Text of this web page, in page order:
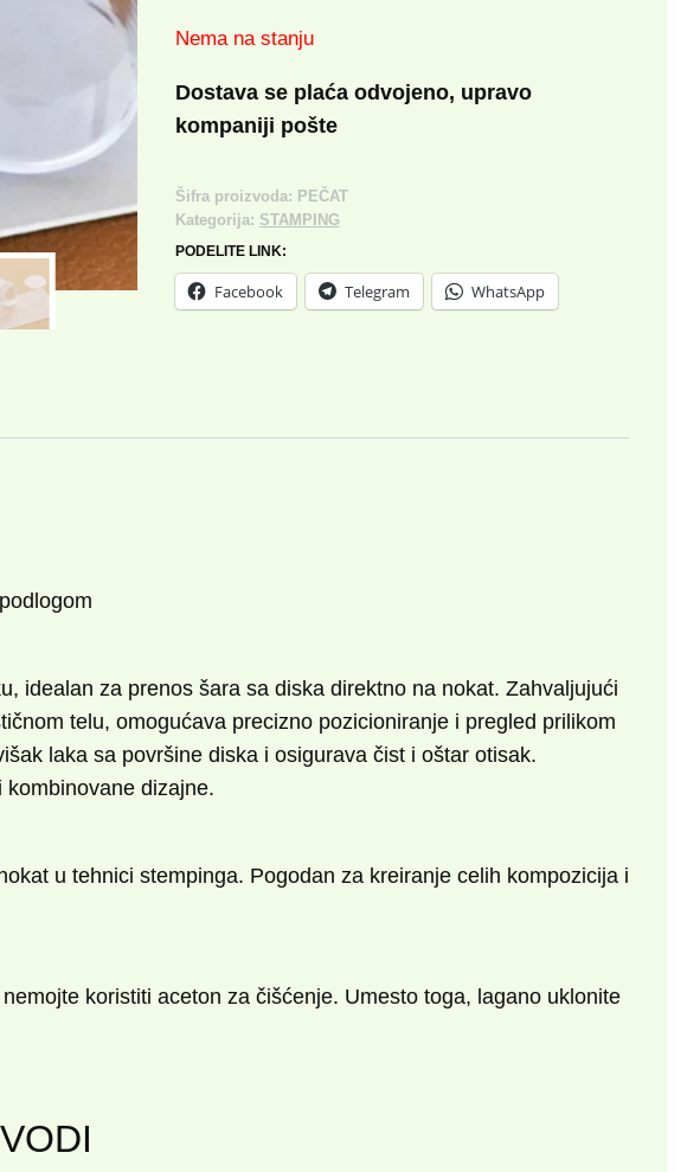
bila:
400.00 rsd.
Nema na stanju
Dostava se plaća odvojeno, upravo
kompaniji pošte
Šifra proizvoda: PEČAT
Kategorija: STAMPING
PODELITE LINK:
Facebook Telegram WhatsApp
idealan za prenos šara sa diska direktno na nokat. Zahvaljujući
telu, omogućava precizno pozicioniranje i pregled prilikom
laka sa površine diska i osigurava čist i oštar otisak.
dizajne.
u tehnici stempinga. Pogodan za kreiranje celih kompozicija i
koristiti aceton za čišćenje. Umesto toga, lagano uklonite